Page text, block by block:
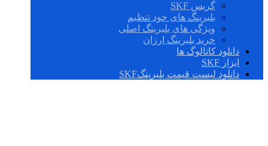
گریس SKF
بلبرینگ های خود تنظیم
ویژگی های بلبرینگ اصلی
خرید بلبرینگ ارزان
دانلود کاتالوگ ها
ابزار SKF
دانلود لیست قیمت بلبرینگSKF